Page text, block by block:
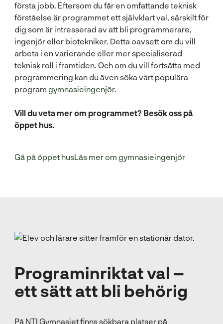
första jobb. Eftersom du får en omfattande teknisk
förståelse är programmet ett självklart val, särskilt för
dig som är intresserad av att bli programmerare,
ingenjör eller biotekniker. Detta oavsett om du vill
arbeta i en varierande eller mer specialiserad
teknisk roll i framtiden. Och om du vill fortsätta med
programmering kan du även söka vårt populära
program gymnasieingenjör.
Vill du veta mer om programmet? Besök oss på
öppet hus.
Gå på öppet husLäs mer om gymnasieingenjör
Programinriktat val –
ett sätt att bli behörig
På NTI Gymnasiet finns sökbara platser på